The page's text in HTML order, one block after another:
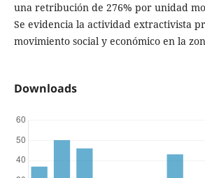
una retribución de 276% por unidad
Se evidencia la actividad extractivista
movimiento social y económico en la
Downloads